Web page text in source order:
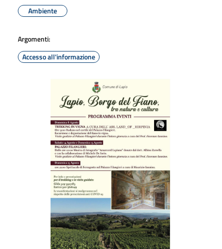
Ambiente
Argomenti:
Accesso all'informazione